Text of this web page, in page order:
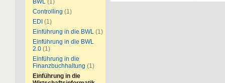
BWL (1)
Controlling (1)
EDI (1)
Einführung in die BWL (1)
Einführung in die BWL
2.0 (1)
Einführung in die
Finanzbuchhaltung (1)
Einführung in die